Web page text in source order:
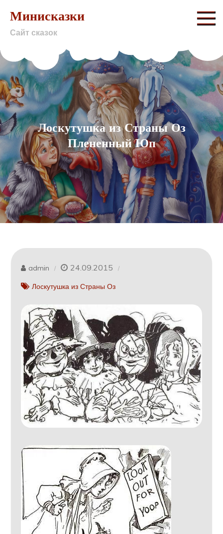
content
Минисказки
Сайт сказок
Лоскутушка из Страны Оз
Плененный Юп
admin 24.09.2015
Лоскутушка из Страны Оз